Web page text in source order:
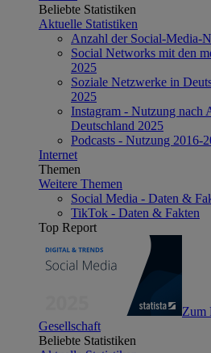
Beliebte Statistiken
Aktuelle Statistiken
Anzahl der Social-Media-
Social Networks mit den
2025
Soziale Netzwerke in
2025
Instagram - Nutzung nach
Deutschland 2025
Podcasts - Nutzung 2016-
Internet
Themen
Weitere Themen
Social Media - Daten &
TikTok - Daten & Fakten
Top Report
Zum
Gesellschaft
Beliebte Statistiken